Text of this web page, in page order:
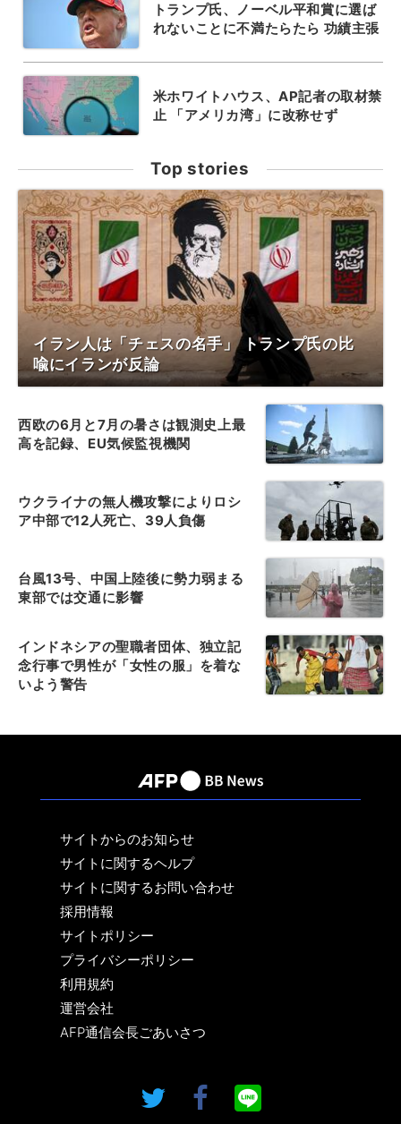
トランプ氏、ノーベル平和賞に選ば
れないことに不満たらたら 功績主張
米ホワイトハウス、AP記者の取材禁
止 「アメリカ湾」に改称せず
Top stories
イラン人は「チェスの名手」 トランプ氏の比
喩にイランが反論
西欧の6月と7月の暑さは観測史上最
高を記録、EU気候監視機関
ウクライナの無人機攻撃によりロシ
ア中部で12人死亡、39人負傷
台風13号、中国上陸後に勢力弱まる
東部では交通に影響
インドネシアの聖職者団体、独立記
念行事で男性が「女性の服」を着な
いよう警告
サイトからのお知らせ
サイトに関するヘルプ
サイトに関するお問い合わせ
採用情報
サイトポリシー
プライバシーポリシー
利用規約
運営会社
AFP通信会長ごあいさつ